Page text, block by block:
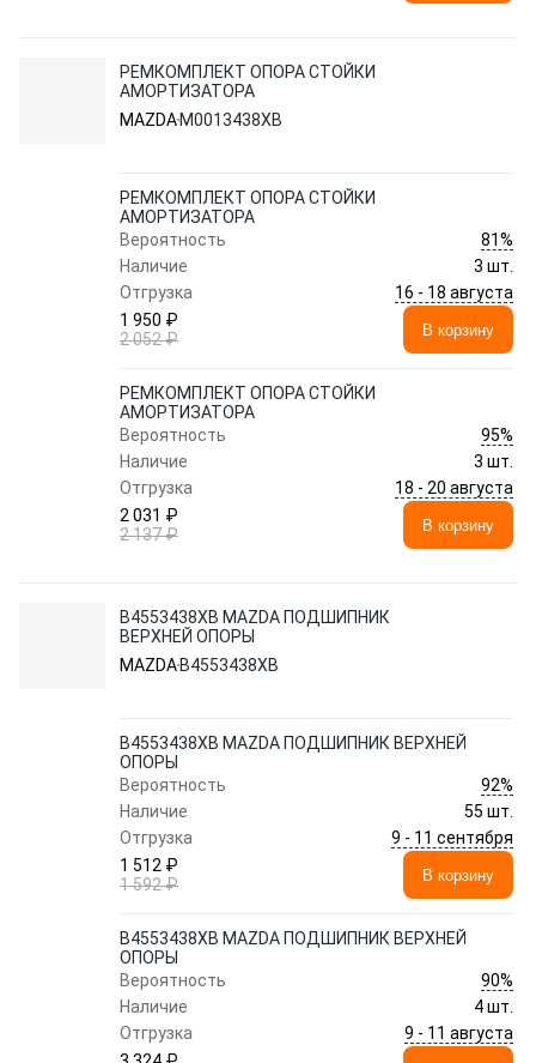
РЕМКОМПЛЕКТ ОПОРА СТОЙКИ
АМОРТИЗАТОРА
MAZDA M0013438XB
РЕМКОМПЛЕКТ ОПОРА СТОЙКИ
АМОРТИЗАТОРА
Вероятность
81%
Наличие
3 шт.
Отгрузка
16 - 18 августа
1 950 ₽
2 052 ₽
В корзину
РЕМКОМПЛЕКТ ОПОРА СТОЙКИ
АМОРТИЗАТОРА
Вероятность
95%
Наличие
3 шт.
Отгрузка
18 - 20 августа
2 031 ₽
2 137 ₽
В корзину
B4553438XB MAZDA ПОДШИПНИК
ВЕРХНЕЙ ОПОРЫ
MAZDA B4553438XB
B4553438XB MAZDA ПОДШИПНИК ВЕРХНЕЙ
ОПОРЫ
Вероятность
92%
Наличие
55 шт.
Отгрузка
9 - 11 сентября
1 512 ₽
1 592 ₽
В корзину
B4553438XB MAZDA ПОДШИПНИК ВЕРХНЕЙ
ОПОРЫ
Вероятность
90%
Наличие
4 шт.
Отгрузка
9 - 11 августа